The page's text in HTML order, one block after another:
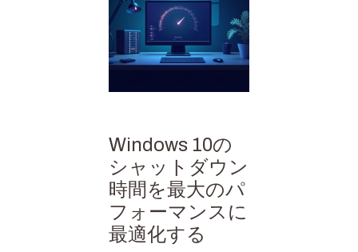
Windows 10の
シャットダウン
時間を最大のパ
フォーマンスに
最適化する